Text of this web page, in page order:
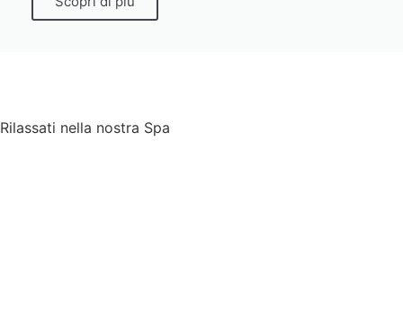
Rilassati nella nostra Spa